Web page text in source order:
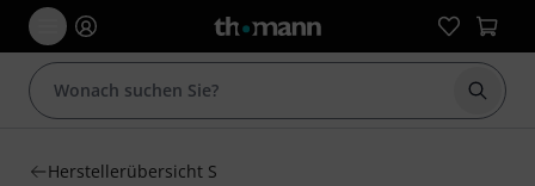
Suche
Herstellerübersicht S